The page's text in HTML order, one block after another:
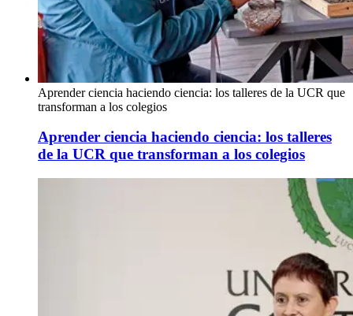
Aprender ciencia haciendo ciencia: los talleres de la UCR que
transforman a los colegios
Aprender ciencia haciendo ciencia: los talleres
de la UCR que transforman a los colegios